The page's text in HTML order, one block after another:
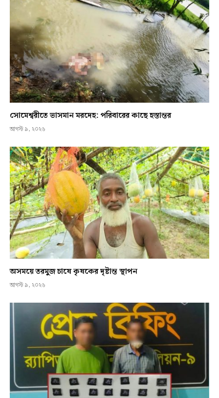
সোমেশ্বরীতে ভাসমান মরদেহ: পরিবারের কাছে হস্তান্তর
আগস্ট ৯, ২০২৬
অসময়ে তরমুজ চাষে কৃষকের দৃষ্টান্ত স্থাপন
আগস্ট ৯, ২০২৬